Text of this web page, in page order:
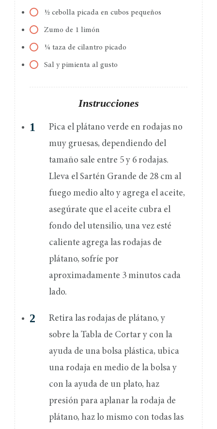
½ cebolla picada en cubos pequeños
Zumo de 1 limón
¼ taza de cilantro picado
Sal y pimienta al gusto
Instrucciones
Pica el plátano verde en rodajas no
muy gruesas, dependiendo del
tamaño sale entre 5 y 6 rodajas.
Lleva el Sartén Grande de 28 cm al
fuego medio alto y agrega el aceite,
asegúrate que el aceite cubra el
fondo del utensilio, una vez esté
caliente agrega las rodajas de
plátano, sofríe por
aproximadamente 3 minutos cada
lado.
Retira las rodajas de plátano, y
sobre la Tabla de Cortar y con la
ayuda de una bolsa plástica, ubica
una rodaja en medio de la bolsa y
con la ayuda de un plato, haz
presión para aplanar la rodaja de
plátano, haz lo mismo con todas las